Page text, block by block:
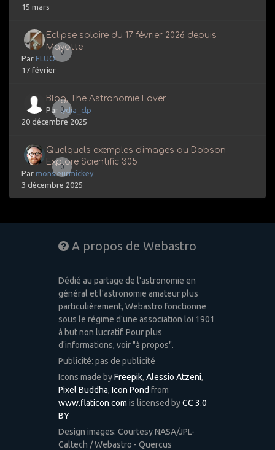
15 mars
0
Eclipse solaire du 17 février 2026 depuis
Mayotte
Par FLUO
17 février
0
Blog, The Astronomie Lover
Par lydia_clp
20 décembre 2025
0
Quelquels exemples d'images au Dobson
Explore Scientific 305
Par monsieurmickey
3 décembre 2025
A propos de Webastro
Dédié au partage de l'astronomie en
général et l'astronomie amateur plus
particulièrement, Webastro fonctionne
sous le régime d'une association loi 1901
à but non lucratif. Pour plus
d'informations, voir "à propos".
Publicité: pas de publicité
Icons made byFreepik, Alessio Atzeni,
Pixel Buddha, Icon Pond from
www.flaticon.com is licensed byCC 3.0
BY
Design images: Courtesy NASA/JPL-
Caltech / Webastro - Quercus